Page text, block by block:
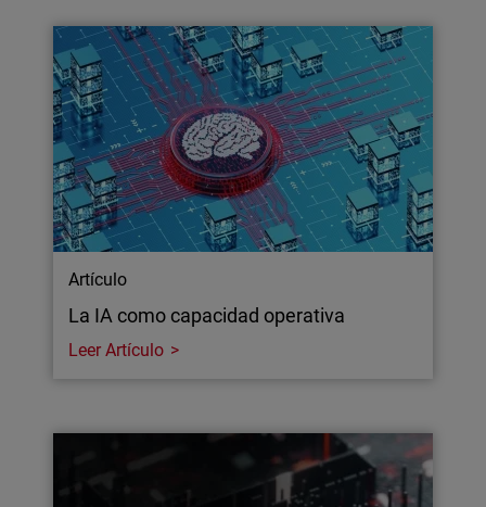
Artículo
La IA como capacidad operativa
Leer Artículo